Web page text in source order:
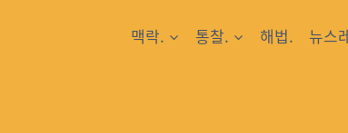
맥락. 통찰. 해법. 뉴스